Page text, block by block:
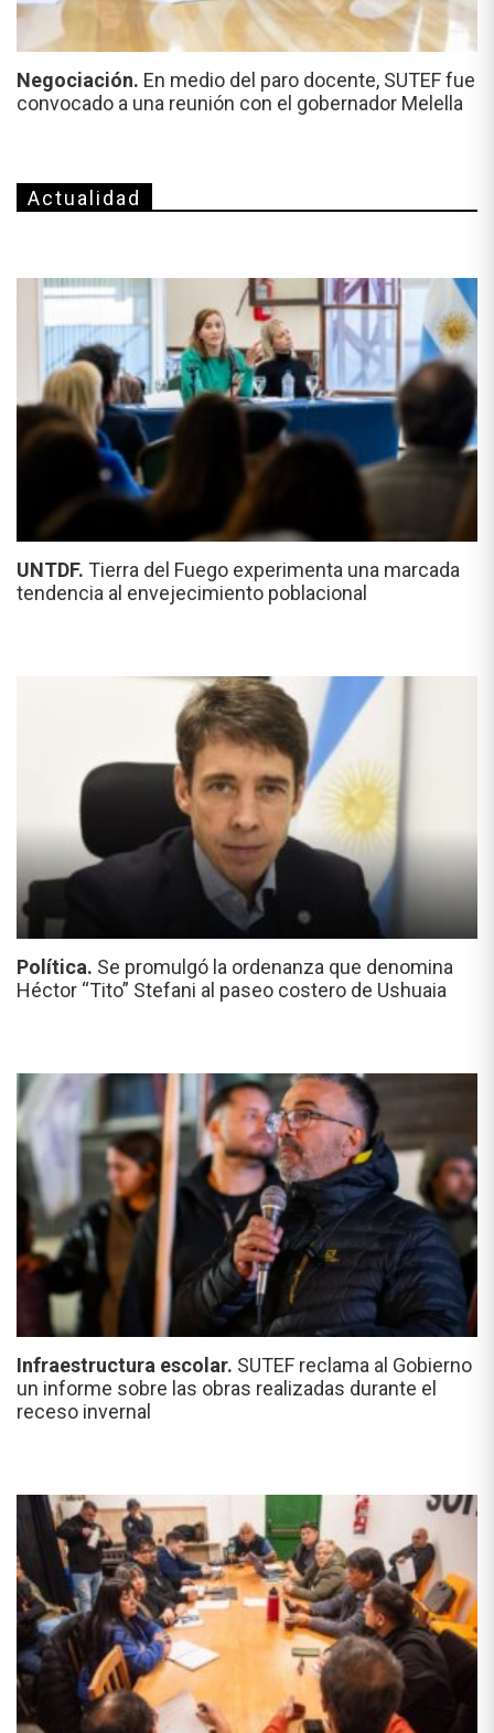
Negociación. En medio del paro docente, SUTEF fue
convocado a una reunión con el gobernador Melella
Actualidad
UNTDF. Tierra del Fuego experimenta una marcada
tendencia al envejecimiento poblacional
Política. Se promulgó la ordenanza que denomina
Héctor “Tito” Stefani al paseo costero de Ushuaia
Infraestructura escolar. SUTEF reclama al Gobierno
un informe sobre las obras realizadas durante el
receso invernal